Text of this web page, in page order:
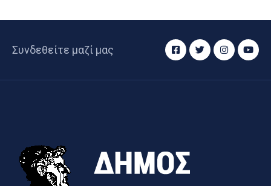
Συνδεθείτε μαζί μας